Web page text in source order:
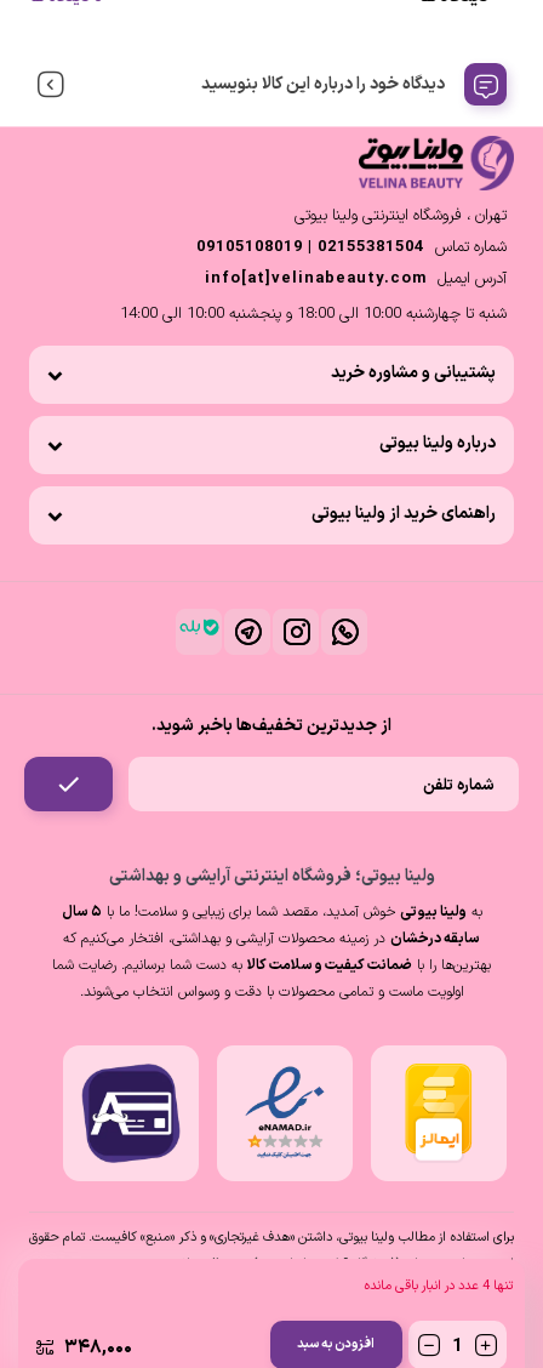
تنها 4عدد در انبار باقی مانده
افزودن به سبد ۳۴۸,۰۰۰
دیدگاه خود را درباره این کالا بنویسید
تهران ، فروشگاه اینترنتی ولینا بیوتی
شماره تماس 02155381504 | 09105108019
آدرس ایمیل info[at]velinabeauty.com
شنبه تا چهارشنبه 10:00 الی 18:00 و پنجشنبه 10:00 الی 14:00
پشتیبانی و مشاوره خرید
درباره ولینا بیوتی
راهنمای خرید از ولینا بیوتی
از جدیدترین تخفیف‌ها باخبر شوید.
ولینا بیوتی؛ فروشگاه اینترنتی آرایشی و بهداشتی
به ولینا بیوتی خوش آمدید، مقصد شما برای زیبایی و سلامت! ما با
۵ سال
سابقه درخشان در زمینه محصولات آرایشی و بهداشتی، افتخار می‌کنیم که
بهترین‌ها را با ضمانت کیفیت و سلامت کالا به دست شما برسانیم. رضایت شما
اولویت ماست و تمامی محصولات با دقت و وسواس انتخاب می‌شوند.
برای استفاده از مطالب ولینا بیوتی، داشتن «هدف غیرتجاری» و ذکر «منبع» کافیست. تمام حقوق
اين وب‌سايت نیز برای (فروشگاه آنلاین ولینا بیوتی) محفوظ میباشد.